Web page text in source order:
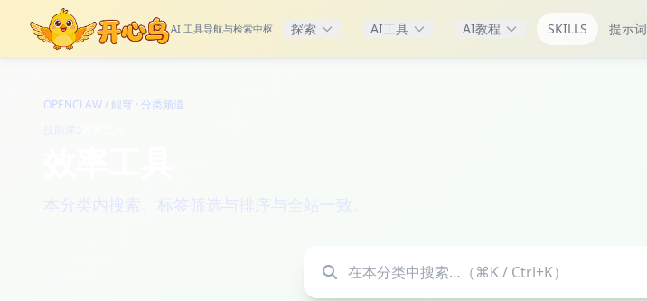
AI 工具导航与检索中枢 探索 AI工具 AI教程 SKILLS 提示词
OPENCLAW / 鲲穹 · 分类频道
本分类内搜索、标签筛选与排序与全站一致。